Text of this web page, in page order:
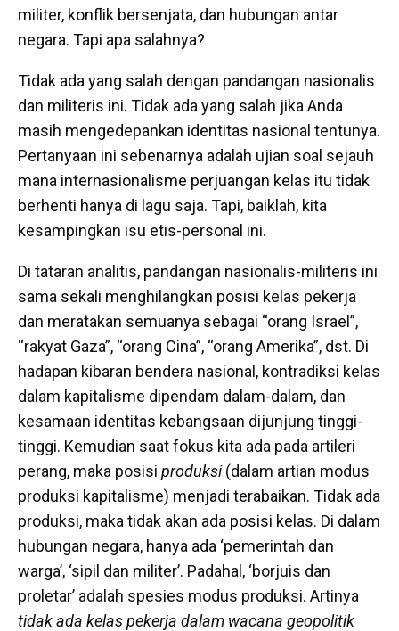
militer, konflik bersenjata, dan hubungan antar
negara. Tapi apa salahnya?
Tidak ada yang salah dengan pandangan nasionalis
dan militeris ini. Tidak ada yang salah jika Anda
masih mengedepankan identitas nasional tentunya.
Pertanyaan ini sebenarnya adalah ujian soal sejauh
mana internasionalisme perjuangan kelas itu tidak
berhenti hanya di lagu saja. Tapi, baiklah, kita
kesampingkan isu etis-personal ini.
Di tataran analitis, pandangan nasionalis-militeris ini
sama sekali menghilangkan posisi kelas pekerja
dan meratakan semuanya sebagai “orang Israel”,
“rakyat Gaza”, “orang Cina”, “orang Amerika”, dst. Di
hadapan kibaran bendera nasional, kontradiksi kelas
dalam kapitalisme dipendam dalam-dalam, dan
kesamaan identitas kebangsaan dijunjung tinggi-
tinggi. Kemudian saat fokus kita ada pada artileri
perang, maka posisi produksi(dalam artian modus
produksi kapitalisme) menjadi terabaikan. Tidak ada
produksi, maka tidak akan ada posisi kelas. Di dalam
hubungan negara, hanya ada ‘pemerintah dan
warga’, ‘sipil dan militer’. Padahal, ‘borjuis dan
proletar’ adalah spesies modus produksi. Artinya
tidak ada kelas pekerja dalam wacana geopolitik